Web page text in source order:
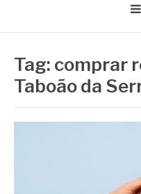
Tag: comprar
Taboão da